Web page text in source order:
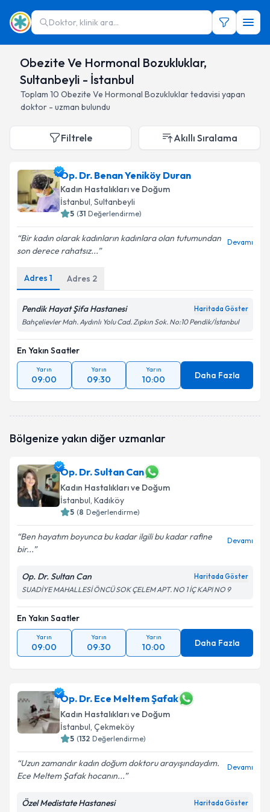
Doktor, klinik ara...
Obezite Ve Hormonal Bozukluklar,
Sultanbeyli - İstanbul
Toplam 10 Obezite Ve Hormonal Bozukluklartedavisi yapan
doktor - uzman bulundu
Filtrele Akıllı Sıralama
Op. Dr. Benan Yeniköy Duran
Kadın Hastalıkları ve Doğum
İstanbul, Sultanbeyli
5 (31 Değerlendirme)
Bir kadın olarak kadınların kadınlara olan tutumundan
son derece rahatsız...
Devamı
Adres 1 Adres 2
Pendik Hayat Şifa Hastanesi Haritada Göster
Bahçelievler Mah. Aydınlı Yolu Cad. Zıpkın Sok. No:10 Pendik/İstanbul
En Yakın Saatler
Yarın
09:00
Yarın
09:30
Yarın
10:00 Daha Fazla
Bölgenize yakın diğer uzmanlar
Op. Dr. Sultan Can
Kadın Hastalıkları ve Doğum
İstanbul, Kadıköy
5 (8 Değerlendirme)
Ben hayatım boyunca bu kadar ilgili bu kadar rafine
bir...
Devamı
Op. Dr. Sultan Can Haritada Göster
SUADİYE MAHALLESİ ÖNCÜ SOK ÇELEM APT. NO 1 İÇ KAPI NO 9
En Yakın Saatler
Yarın
09:00
Yarın
09:30
Yarın
10:00 Daha Fazla
Op. Dr. Ece Meltem Şafak
Kadın Hastalıkları ve Doğum
İstanbul, Çekmeköy
5 (132 Değerlendirme)
Uzun zamandır kadın doğum doktoru arayışındaydım.
Ece Meltem Şafak hocanın...
Devamı
Özel Medistate Hastanesi Haritada Göster